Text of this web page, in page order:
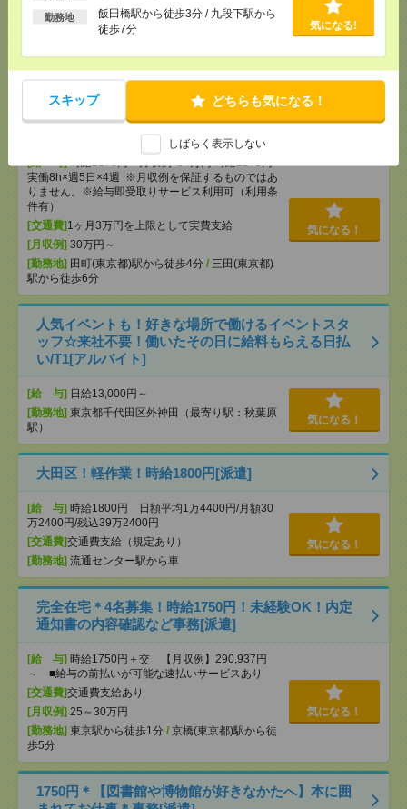
勤務地
飯田橋駅から徒歩3分 / 九段下駅から
徒歩7分
気になる!
スキップ どちらも気になる！
しばらく表示しない
[給 与] 時給2450円＋交
気になる！
完全在宅＊時給2170円！未経験OK！週4日＆13-22
時！オンライン面談[派遣]
[給 与]時給2170円 月収例 34万円 時給2170円×
実働8h×週5日×4週 ※月収例を保証するものではあ
りません。※給与即受取りサービス利用可（利用条
件有）
[交通費] 1ヶ月3万円を上限として実費支給
[月収例] 30万円～
[勤務地] 田町(東京都)駅から徒歩4分 / 三田(東京都)
駅から徒歩6分
気になる！
人気イベントも！好きな場所で働けるイベントスタ
ッフ☆来社不要！働いたその日に給料もらえる日払
い/T1[アルバイト]
[給 与] 日給13,000円～
[勤務地] 東京都千代田区外神田（最寄り駅：秋葉原
駅）
気になる！
大田区！軽作業！時給1800円[派遣]
[給 与] 時給1800円 日額平均1万4400円/月額30
万2400円/残込39万2400円
[交通費]交通費支給（規定あり）
[勤務地] 流通センター駅から車
気になる！
完全在宅＊4名募集！時給1750円！未経験OK！内定
通知書の内容確認など事務[派遣]
[給 与] 時給1750円＋交 【月収例】290,937円
～ ■給与の前払いが可能な速払いサービスあり
[交通費]交通費支給あり
[月収例] 25～30万円
[勤務地] 東京駅から徒歩1分 / 京橋(東京都)駅から徒
歩5分
気になる！
1750円＊【図書館や博物館が好きなかたへ】本に囲